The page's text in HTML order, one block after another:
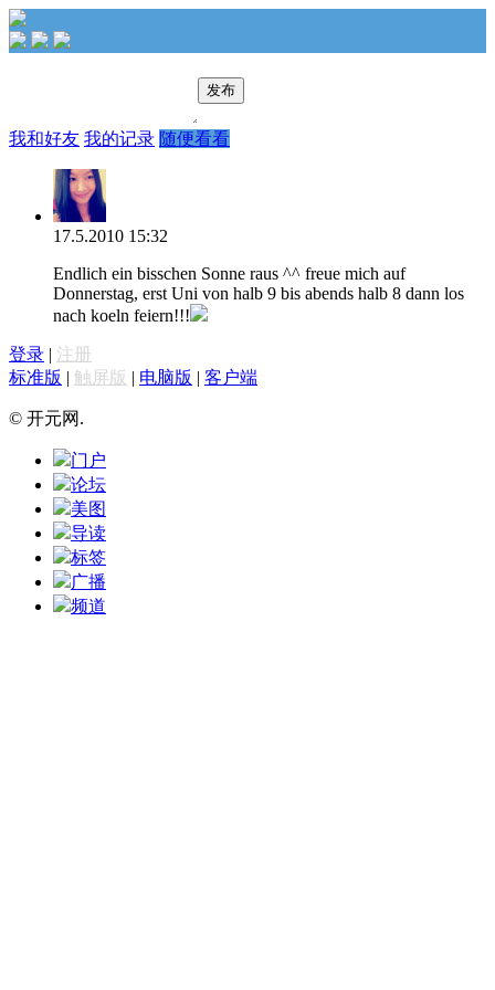
发布
我和好友 我的记录 随便看看
17.5.2010 15:32
Endlich ein bisschen Sonne raus ^^ freue mich auf
Donnerstag, erst Uni von halb 9 bis abends halb 8 dann los
nach koeln feiern!!!
登录 | 注册
标准版 | 触屏版 | 电脑版 | 客户端
© 开元网.
门户
论坛
美图
导读
标签
广播
频道